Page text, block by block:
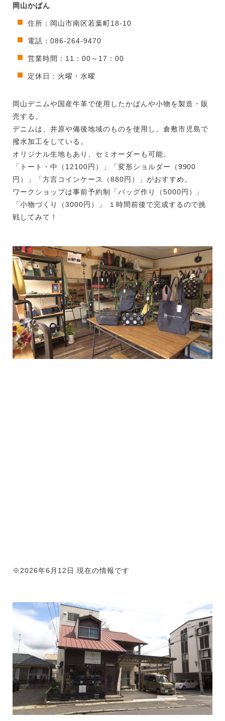
岡山かばん
住所：岡山市南区若葉町18-10
電話：086-264-9470
営業時間：11：00～17：00
定休日：火曜・水曜
岡山デニムや国産牛革で使用したかばんや小物を製造・販
売する。
デニムは、井原や備後地域のものを使用し、倉敷市児島で
撥水加工をしている。
オリジナル生地もあり、セミオーダーも可能。
「トート・中（12100円）」「変形ショルダー（9900
円）」「方言コインケース（880円）」がおすすめ。
ワークショップは事前予約制「バッグ作り（5000円）」
「小物づくり（3000円）」 １時間前後で完成するので挑
戦してみて！
※2026年6月12日 現在の情報です